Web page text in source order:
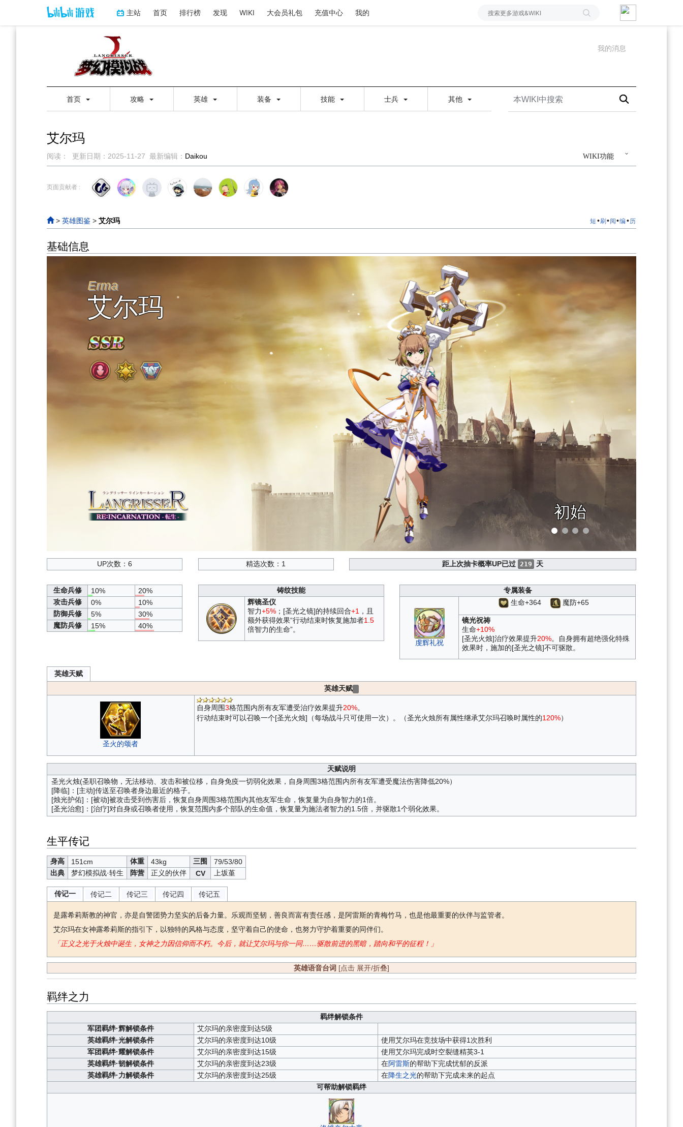
主站 首页 排行榜 发现 WIKI 大会员礼包 充值中心 我的
我的消息
首页 攻略 英雄 装备 技能 士兵 其他
艾尔玛
WIKI功能
阅读： 更新日期： 2025-11-27 最新编辑： Daikou
到
到
页面贡献者 :
> 英雄图鉴 > 艾尔玛 短 •刷•阅•编•历
基础信息
初始
Erma
艾尔玛
UP次数：6 精选次数：1 距上次抽卡概率UP已过 219 天
生命兵修 10%
20%
攻击兵修
0%
10%
防御兵修
5%
30%
魔防兵修
15% 40%
铸纹技能
辉镜圣仪
智力+5% ；[圣光之镜]的持续回合+1 ，且
额外获得效果“行动结束时恢复施加者1.5
倍智力的生命”。
专属装备
虔辉礼祝
生命+364 魔防+65
镜光祝祷
生命+10%
[圣光火烛]治疗效果提升20%。自身拥有超绝强化特殊
效果时，施加的[圣光之镜]不可驱散。
英雄天赋
英雄天赋
圣火的颂者
自身周围3格范围内所有友军遭受治疗效果提升20%。
行动结束时可以召唤一个[圣光火烛]（每场战斗只可使用一次）。（圣光火烛所有属性继承艾尔玛召唤时属性的120%）
天赋说明
圣光火烛(圣职召唤物，无法移动、攻击和被位移，自身免疫一切弱化效果，自身周围3格范围内所有友军遭受魔法伤害降低20%）
[降临]：[主动]传送至召唤者身边最近的格子。
[烛光护佑]：[被动]被攻击受到伤害后，恢复自身周围3格范围内其他友军生命，恢复量为自身智力的1倍。
[圣光治愈]：[治疗]对自身或召唤者使用，恢复范围内多个部队的生命值，恢复量为施法者智力的1.5倍，并驱散1个弱化效果。
生平传记
身高 151cm 体重 43kg 三围
79/53/80
出典
梦幻模拟战·转生 阵营 正义的伙伴 CV 上坂堇
传记一 传记二 传记三 传记四 传记五
是露希莉斯教的神官，亦是自警团势力坚实的后备力量。乐观而坚韧，善良而富有责任感，是阿雷斯的青梅竹马，也是他最重要的伙伴与监管者。
艾尔玛在女神露希莉斯的指引下，以独特的风格与态度，坚守着自己的使命，也努力守护着重要的同伴们。
「正义之光于火烛中诞生，女神之力因信仰而不朽。今后，就让艾尔玛与你一同……驱散前进的黑暗，踏向和平的征程！」
英雄语音台词 [点击 展开/折叠]
羁绊之力
羁绊解锁条件
军团羁绊·辉解锁条件
艾尔玛的亲密度到达5级
英雄羁绊·光解锁条件
艾尔玛的亲密度到达10级
使用艾尔玛在竞技场中获得1次胜利
军团羁绊·耀解锁条件
艾尔玛的亲密度到达15级
使用艾尔玛完成时空裂缝精英3-1
英雄羁绊·韧解锁条件
艾尔玛的亲密度到达23级 在阿雷斯的帮助下完成忧郁的反派
英雄羁绊·力解锁条件
艾尔玛的亲密度到达25级 在降生之光的帮助下完成未来的起点
可帮助解锁羁绊